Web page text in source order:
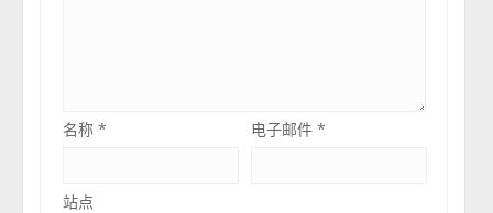
名称* 电子邮件*
站点